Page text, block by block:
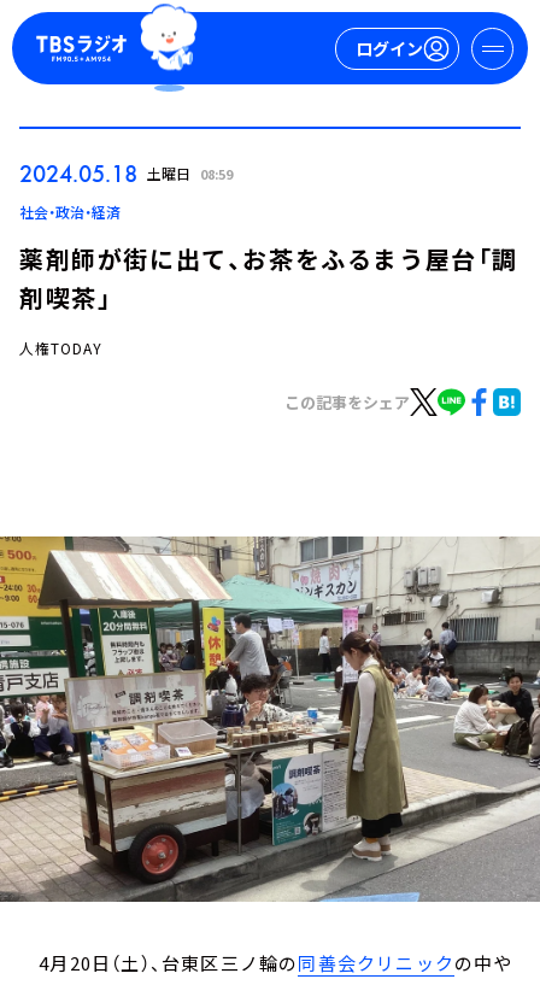
ログイン
お知らせ
イベント・グッズ
YouTube
会社情報
2024.05.18 土曜日 08:59
社会・政治・経済
薬剤師が街に出て、お茶をふるまう屋台「調
剤喫茶」
人権TODAY
この記事をシェア
4月20日（土）、台東区三ノ輪の同善会クリニックの中や